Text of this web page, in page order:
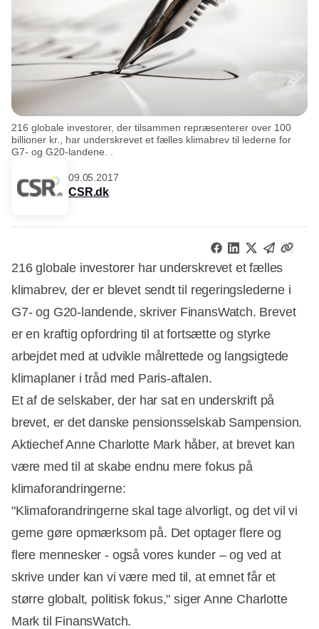
216 globale investorer, der tilsammen repræsenterer over 100
billioner kr., har underskrevet et fælles klimabrev til lederne for
G7- og G20-landene. .
09.05.2017
CSR.dk
216 globale investorer har underskrevet et fælles
klimabrev, der er blevet sendt til regeringslederne i
G7- og G20-landende, skriver FinansWatch. Brevet
er en kraftig opfordring til at fortsætte og styrke
arbejdet med at udvikle målrettede og langsigtede
klimaplaner i tråd med Paris-aftalen.
Et af de selskaber, der har sat en underskrift på
brevet, er det danske pensionsselskab Sampension.
Aktiechef Anne Charlotte Mark håber, at brevet kan
være med til at skabe endnu mere fokus på
klimaforandringerne:
"Klimaforandringerne skal tage alvorligt, og det vil vi
gerne gøre opmærksom på. Det optager flere og
flere mennesker - også vores kunder – og ved at
skrive under kan vi være med til, at emnet får et
større globalt, politisk fokus," siger Anne Charlotte
Mark til FinansWatch.